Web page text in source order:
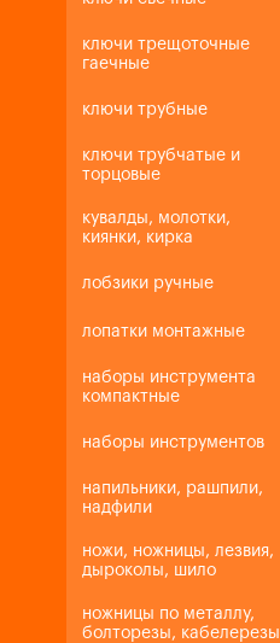
ключи трещоточные
гаечные
ключи трубные
ключи трубчатые и
торцовые
кувалды, молотки,
киянки, кирка
лобзики ручные
лопатки монтажные
наборы инструмента
компактные
наборы инструментов
напильники, рашпили,
надфили
ножи, ножницы, лезвия,
дыроколы, шило
ножницы по металлу,
болторезы, кабелерезы